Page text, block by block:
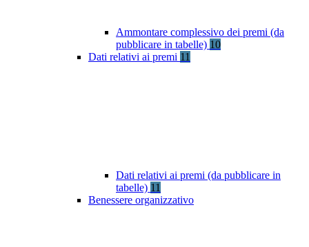
Ammontare complessivo dei premi (da
pubblicare in tabelle) 10
Dati relativi ai premi 11
Dati relativi ai premi (da pubblicare in
tabelle) 11
Benessere organizzativo